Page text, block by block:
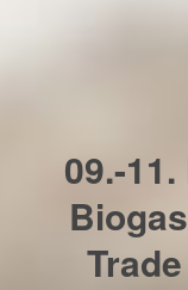
09.-